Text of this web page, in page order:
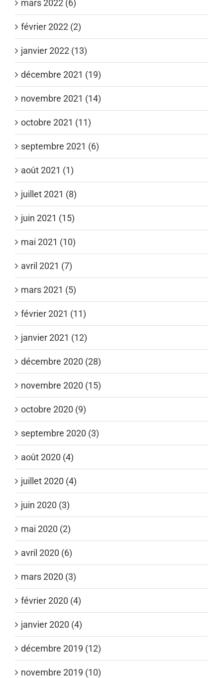
mars 2022 (6)
février 2022 (2)
janvier 2022 (13)
décembre 2021 (19)
novembre 2021 (14)
octobre 2021 (11)
septembre 2021 (6)
août 2021 (1)
juillet 2021 (8)
juin 2021 (15)
mai 2021 (10)
avril 2021 (7)
mars 2021 (5)
février 2021 (11)
janvier 2021 (12)
décembre 2020 (28)
novembre 2020 (15)
octobre 2020 (9)
septembre 2020 (3)
août 2020 (4)
juillet 2020 (4)
juin 2020 (3)
mai 2020 (2)
avril 2020 (6)
mars 2020 (3)
février 2020 (4)
janvier 2020 (4)
décembre 2019 (12)
novembre 2019 (10)